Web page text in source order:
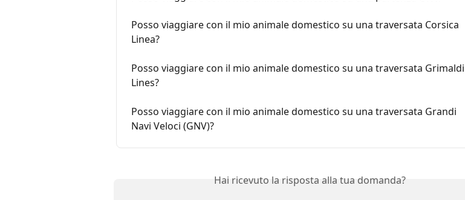
Posso viaggiare con il mio animale domestico su una traversata Corsica
Linea?
Posso viaggiare con il mio animale domestico su una traversata Grimaldi
Lines?
Posso viaggiare con il mio animale domestico su una traversata Grandi
Navi Veloci (GNV)?
Hai ricevuto la risposta alla tua domanda?